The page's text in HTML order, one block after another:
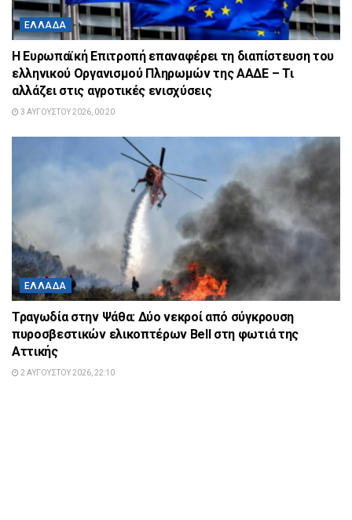
ΕΛΛΆΔΑ
Η Ευρωπαϊκή Επιτροπή επαναφέρει τη διαπίστευση του
ελληνικού Οργανισμού Πληρωμών της ΑΑΔΕ – Τι
αλλάζει στις αγροτικές ενισχύσεις
3 ΑΥΓΟΎΣΤΟΥ 2026, 00:20
ΕΛΛΆΔΑ
Τραγωδία στην Ψάθα: Δύο νεκροί από σύγκρουση
πυροσβεστικών ελικοπτέρων Bell στη φωτιά της
Αττικής
2 ΑΥΓΟΎΣΤΟΥ 2026, 22:10